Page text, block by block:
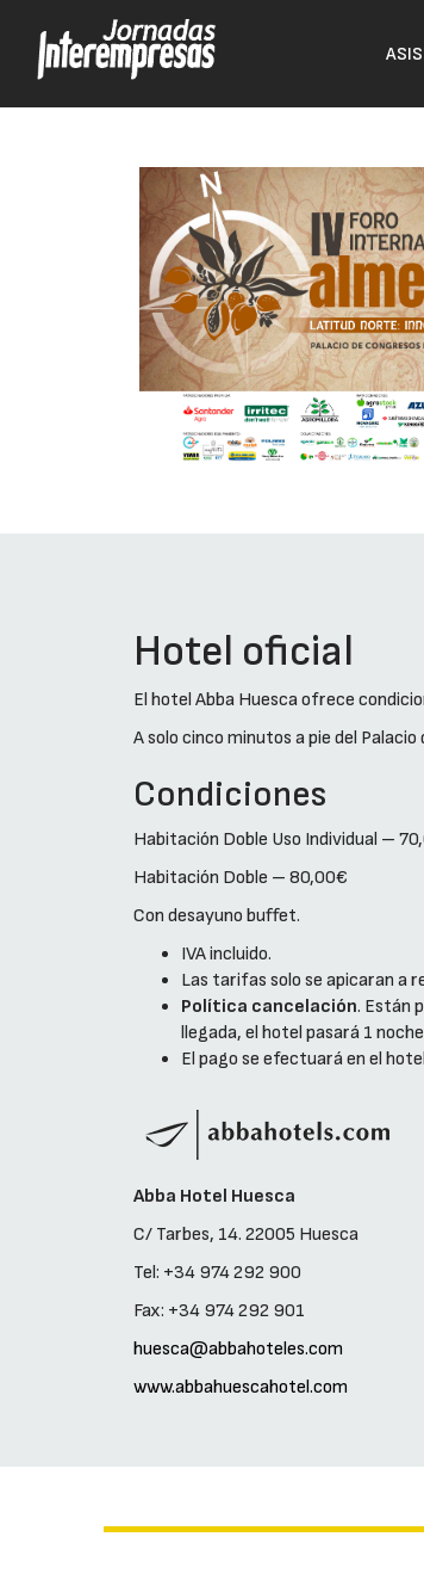
Hotel oficial
El hotel Abba Huesca ofrece
A solo cinco minutos a pie del
Condiciones
Habitación Doble Uso Individual –
Habitación Doble – 80,00€
Con desayuno buffet.
IVA incluido.
Las tarifas solo se apicaran a
Política cancelación. Están
llegada, el hotel pasará 1
El pago se efectuará en el
Abba Hotel Huesca
C/ Tarbes, 14. 22005 Huesca
Tel: +34 974 292 900
Fax: +34 974 292 901
huesca@abbahoteles.com
www.abbahuescahotel.com